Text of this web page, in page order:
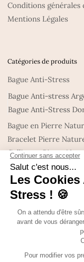
Conditions générales
Mentions Légales
Catégories de produits
Bague Anti-Stress
Bague Anti-stress
Bague Anti-Stress
Bague en Pierre
Bracelet Pierre
Collier en Pierre
Nouveautés : Bijoux
Promo
Uncategorized
Ma-